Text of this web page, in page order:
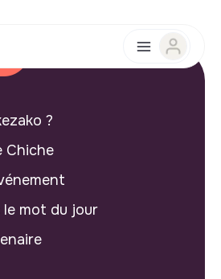
?
Chiche
mot du jour